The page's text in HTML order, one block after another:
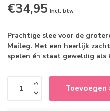
€34,95 Incl. btw
Prachtige slee voor de
Maileg. Met een heerlijk
spelen én staat geweldig als
Toevoegen